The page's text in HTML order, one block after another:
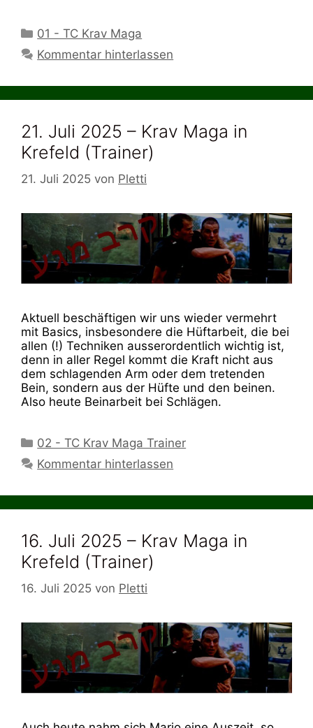
Kategorien
01 - TC Krav Maga
Kommentar hinterlassen
21. Juli 2025 – Krav Maga in
Krefeld (Trainer)
21. Juli 2025 von Pletti
Aktuell beschäftigen wir uns wieder vermehrt
mit Basics, insbesondere die Hüftarbeit, die bei
allen (!) Techniken ausserordentlich wichtig ist,
denn in aller Regel kommt die Kraft nicht aus
dem schlagenden Arm oder dem tretenden
Bein, sondern aus der Hüfte und den beinen.
Also heute Beinarbeit bei Schlägen.
Kategorien
02 - TC Krav Maga Trainer
Kommentar hinterlassen
16. Juli 2025 – Krav Maga in
Krefeld (Trainer)
16. Juli 2025 von Pletti